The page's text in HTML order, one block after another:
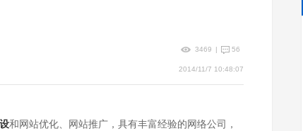
3469 | 56
2014/11/7 10:48:07
和网站优化、网站推广，具有丰富经验的网络公司，